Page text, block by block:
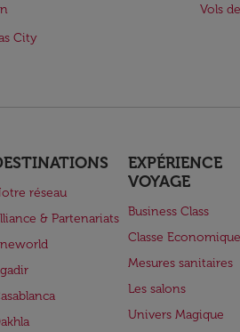
Vols
City
réseau
& Partenariats
EXPÉRIENCE
VOYAGE
Business Class
Classe Economique
Mesures sanitaires
Les salons
Univers Magique